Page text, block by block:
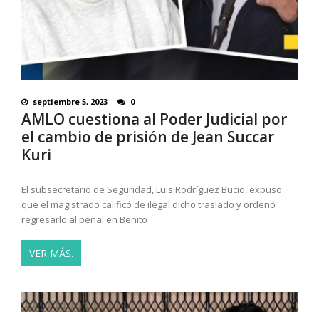
septiembre 5, 2023 0
AMLO cuestiona al Poder Judicial por
el cambio de prisión de Jean Succar
Kuri
El subsecretario de Seguridad, Luis Rodríguez Bucio, expuso
que el magistrado calificó de ilegal dicho traslado y ordenó
regresarlo al penal en Benito
VER MÁS.